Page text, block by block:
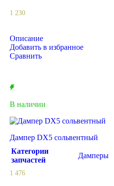
1 230
Описание
Добавить в избранное
Сравнить
В наличии
Дампер DX5 сольвентный
Категории
запчастей
Дамперы
1 476